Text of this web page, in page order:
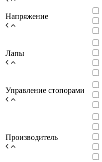
Напряжение
Лапы
Управление стопорами
Производитель